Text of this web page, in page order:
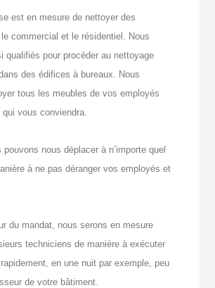
est en mesure de nettoyer des
commercial et le résidentiel. Nous
qualifiés pour procéder au nettoyage
des édifices à bureaux. Nous
tous les meubles de vos employés
qui vous conviendra.
nous déplacer à n’importe quel
à ne pas déranger vos employés et
du mandat, nous serons en mesure
techniciens de manière à exécuter
en une nuit par exemple, peu
de votre bâtiment.